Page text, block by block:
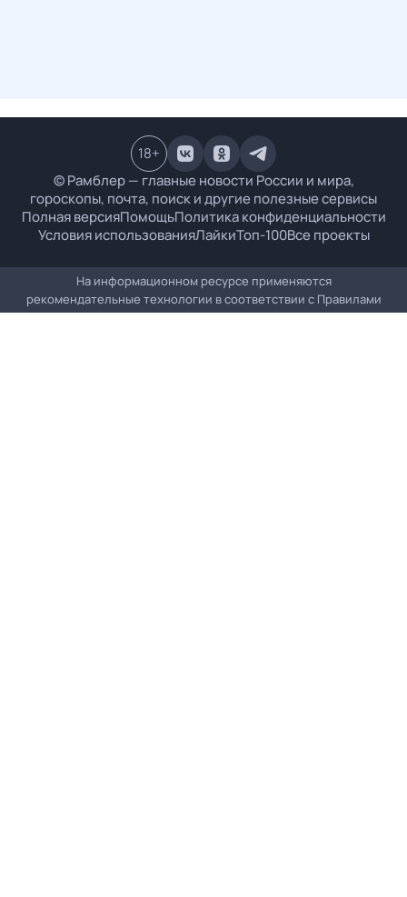
© Рамблер — главные новости России и мира,
гороскопы, почта, поиск и другие полезные сервисы
Полная версияПомощьПолитика конфиденциальности
Условия использованияЛайкиТоп-100Все проекты
18+
На информационном ресурсе применяются
рекомендательные технологии в соответствии с Правилами